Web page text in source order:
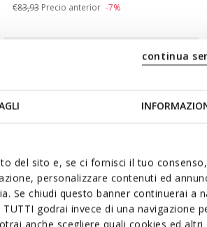
del sito e, se ci fornisci il tuo
personalizzare contenuti ed
Se chiudi questo banner continuerai a
godrai invece di una navigazione
anche scegliere quali cookies ed
continua
€83,93Precio anterior -7%